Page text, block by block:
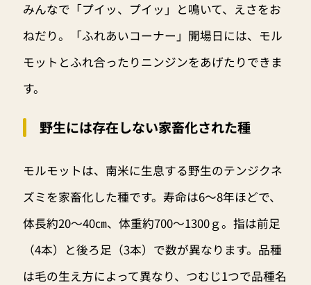
みんなで「プイッ、プイッ」と鳴いて、えさをお
ねだり。「ふれあいコーナー」開場日には、モル
モットとふれ合ったりニンジンをあげたりできま
す。
野生には存在しない家畜化された種
モルモットは、南米に生息する野生のテンジクネ
ズミを家畜化した種です。寿命は6～8年ほどで、
体長約20～40㎝、体重約700～1300ｇ。指は前足
（4本）と後ろ足（3本）で数が異なります。品種
は毛の生え方によって異なり、つむじ1つで品種名